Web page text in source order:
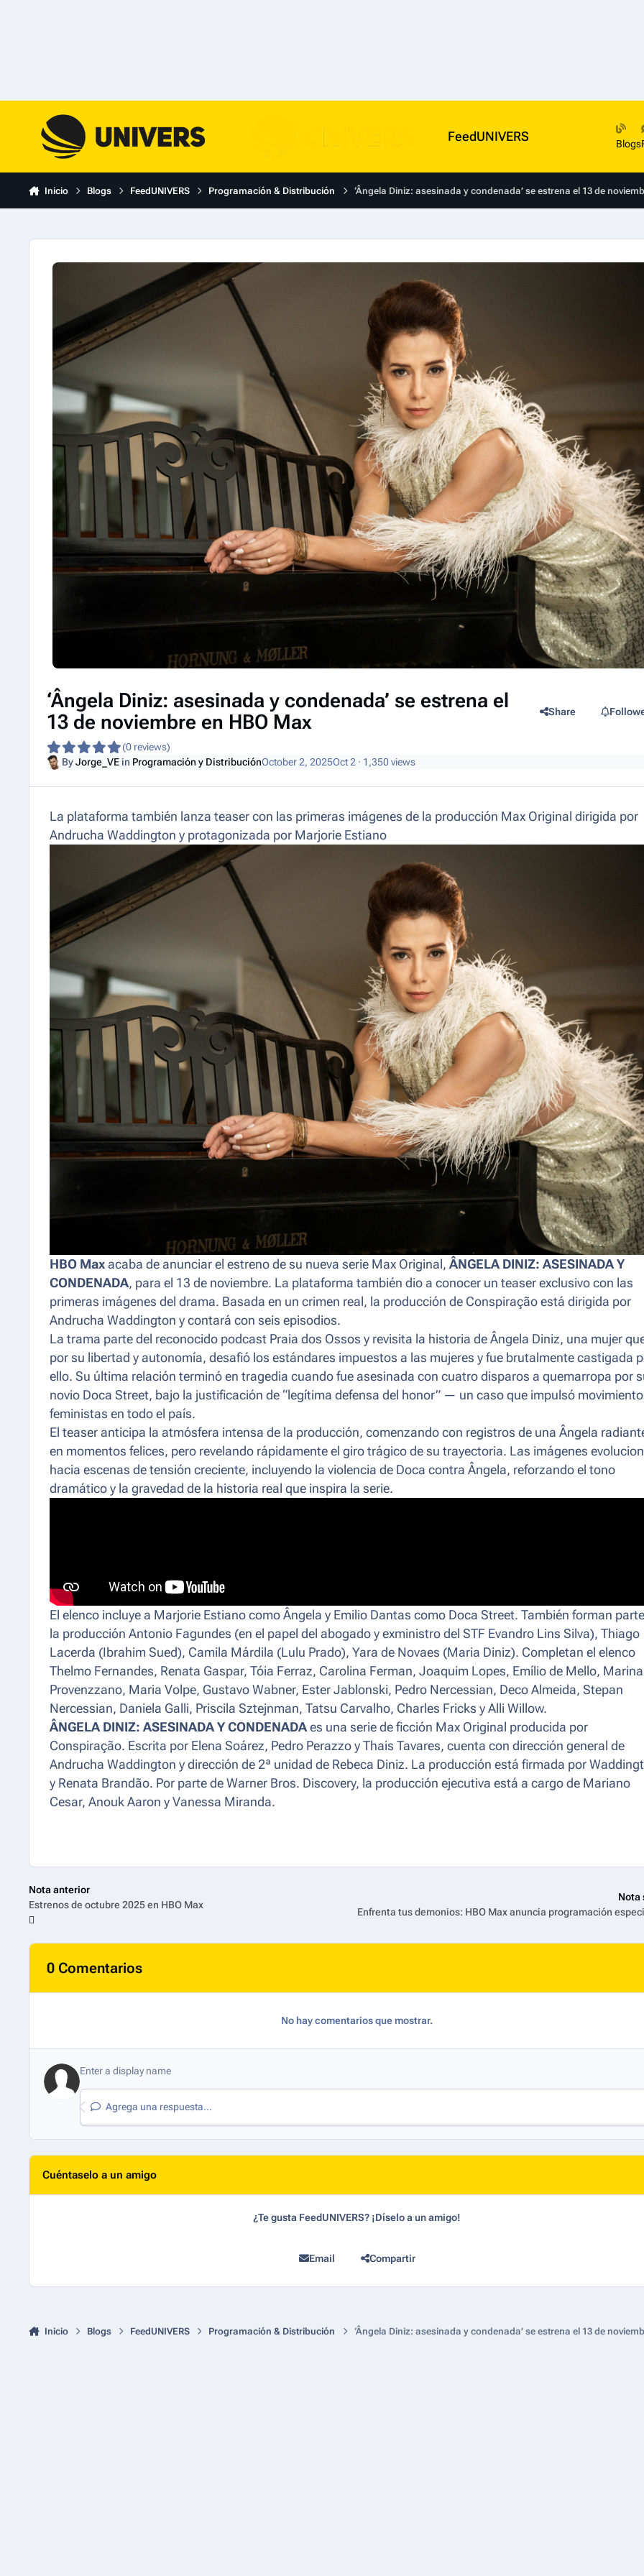
FeedUNIVERS Blogs
Inicio Blogs FeedUNIVERS Programación & Distribución ‘Ângela Diniz: asesinada y condenada’ se estrena el 13 de
‘Ângela Diniz: asesinada y condenada’ se estrena el
13 de noviembre en HBO Max
(0 reviews)
Share
ByJorge_VEin Programación y DistribuciónOctober 2, 2025Oct 2 · 1,350 views
La plataforma también lanza teaser con las primeras imágenes de la producción Max Original dirigida por
Andrucha Waddington y protagonizada por Marjorie Estiano
HBO Max acaba de anunciar el estreno de su nueva serie Max Original, ÂNGELA DINIZ: ASESINADA Y
CONDENADA, para el 13 de noviembre. La plataforma también dio a conocer un teaser exclusivo con las
primeras imágenes del drama. Basada en un crimen real, la producción de Conspiração está dirigida por
Andrucha Waddington y contará con seis episodios.
La trama parte del reconocido podcast Praia dos Ossos y revisita la historia de Ângela Diniz, una mujer
por su libertad y autonomía, desafió los estándares impuestos a las mujeres y fue brutalmente castigada
ello. Su última relación terminó en tragedia cuando fue asesinada con cuatro disparos a quemarropa por
novio Doca Street, bajo la justificación de “legítima defensa del honor” — un caso que impulsó
feministas en todo el país.
El teaser anticipa la atmósfera intensa de la producción, comenzando con registros de una Ângela
en momentos felices, pero revelando rápidamente el giro trágico de su trayectoria. Las imágenes
hacia escenas de tensión creciente, incluyendo la violencia de Doca contra Ângela, reforzando el tono
dramático y la gravedad de la historia real que inspira la serie.
El elenco incluye a Marjorie Estiano como Ângela y Emilio Dantas como Doca Street. También forman
la producción Antonio Fagundes (en el papel del abogado y exministro del STF Evandro Lins Silva), Thiago
Lacerda (Ibrahim Sued), Camila Márdila (Lulu Prado), Yara de Novaes (Maria Diniz). Completan el elenco
Thelmo Fernandes, Renata Gaspar, Tóia Ferraz, Carolina Ferman, Joaquim Lopes, Emílio de Mello, Marina
Provenzzano, Maria Volpe, Gustavo Wabner, Ester Jablonski, Pedro Nercessian, Deco Almeida, Stepan
Nercessian, Daniela Galli, Priscila Sztejnman, Tatsu Carvalho, Charles Fricks y Alli Willow.
ÂNGELA DINIZ: ASESINADA Y CONDENADA es una serie de ficción Max Original producida por
Conspiração. Escrita por Elena Soárez, Pedro Perazzo y Thais Tavares, cuenta con dirección general de
Andrucha Waddington y dirección de 2ª unidad de Rebeca Diniz. La producción está firmada por
y Renata Brandão. Por parte de Warner Bros. Discovery, la producción ejecutiva está a cargo de Mariano
Cesar, Anouk Aaron y Vanessa Miranda.
Nota anterior
Estrenos de octubre 2025 en HBO Max
Nota
0 Comentarios
No hay comentarios que mostrar.
Agrega una respuesta...
Cuéntaselo a un amigo
¿Te gusta FeedUNIVERS? ¡Díselo a un amigo!
Email Compartir
Inicio Blogs FeedUNIVERS Programación & Distribución ‘Ângela Diniz: asesinada y condenada’ se estrena el 13 de